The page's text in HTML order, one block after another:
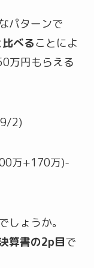
パターンで
べることによ
万円もらえる
2)
万+170万)-
しょうか。
算書の2p目で